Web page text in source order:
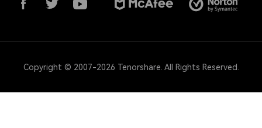
Copyright © 2007-2026 Tenorshare. All Rights Reserved.